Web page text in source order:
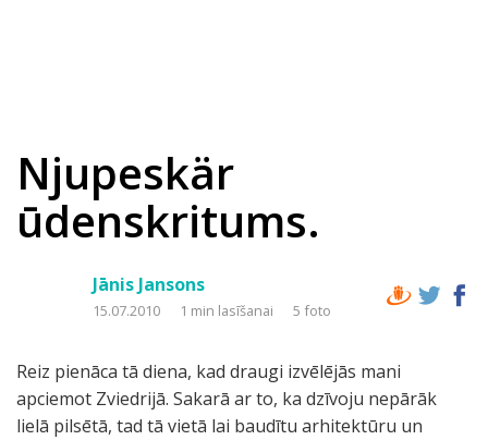
Njupeskär
ūdenskritums.
Jānis Jansons
15.07.2010 1 min lasīšanai 5 foto
Reiz pienāca tā diena, kad draugi izvēlējās mani
apciemot Zviedrijā. Sakarā ar to, ka dzīvoju nepārāk
lielā pilsētā, tad tā vietā lai baudītu arhitektūru un